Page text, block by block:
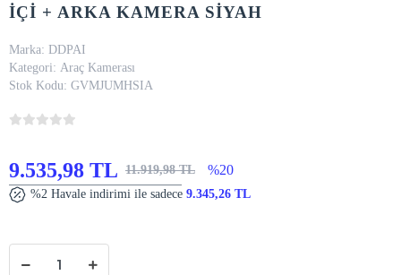
İÇİ + ARKA KAMERA SİYAH
Marka: DDPAI
Kategori: Araç Kamerası
Stok Kodu: GVMJUMHSIA
9.535,98 TL 11.919,98 TL %20
%2 Havale indirimi ile sadece 9.345,26 TL